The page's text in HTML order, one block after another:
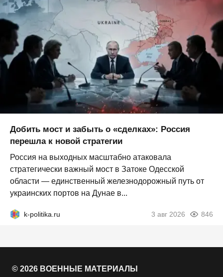
Добить мост и забыть о «сделках»: Россия
перешла к новой стратегии
Россия на выходных масштабно атаковала
стратегически важный мост в Затоке Одесской
области — единственный железнодорожный путь от
украинских портов на Дунае в...
k-politika.ru 3 авг 2026 846
© 2026 ВОЕННЫЕ МАТЕРИАЛЫ